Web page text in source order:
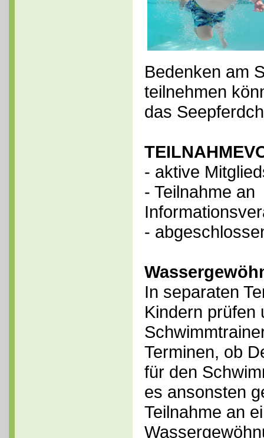
Bedenken am
teilnehmen
das
- aktive
- Teilnahme an
-
In separaten
Kindern prüfen
Terminen, ob
für den
es ansonsten
Teilnahme an